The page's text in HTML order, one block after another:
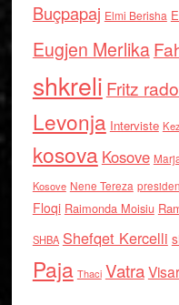
Buçpapaj Elmi Berisha
Eugjen Merlika
shkreli Fritz
Levonja Interviste
kosova Kosove
Kosove Nene Tereza
Floqi Raimonda Moisiu
SHBA Shefqet Kercelli
Paja Thaci Vatra